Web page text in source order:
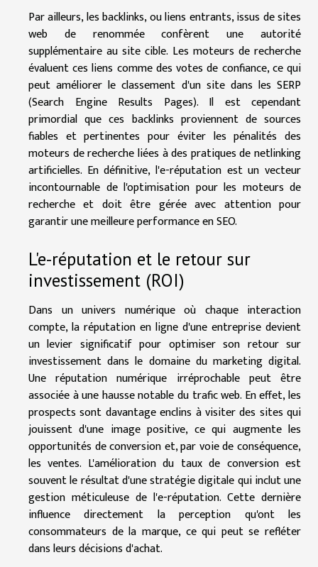
Par ailleurs, les backlinks, ou liens entrants, issus de sites
web de renommée confèrent une autorité
supplémentaire au site cible. Les moteurs de recherche
évaluent ces liens comme des votes de confiance, ce qui
peut améliorer le classement d'un site dans les SERP
(Search Engine Results Pages). Il est cependant
primordial que ces backlinks proviennent de sources
fiables et pertinentes pour éviter les pénalités des
moteurs de recherche liées à des pratiques de netlinking
artificielles. En définitive, l'e-réputation est un vecteur
incontournable de l'optimisation pour les moteurs de
recherche et doit être gérée avec attention pour
garantir une meilleure performance en SEO.
L'e-réputation et le retour sur
investissement (ROI)
Dans un univers numérique où chaque interaction
compte, la réputation en ligne d'une entreprise devient
un levier significatif pour optimiser son retour sur
investissement dans le domaine du marketing digital.
Une réputation numérique irréprochable peut être
associée à une hausse notable du trafic web. En effet, les
prospects sont davantage enclins à visiter des sites qui
jouissent d'une image positive, ce qui augmente les
opportunités de conversion et, par voie de conséquence,
les ventes. L'amélioration du taux de conversion est
souvent le résultat d'une stratégie digitale qui inclut une
gestion méticuleuse de l'e-réputation. Cette dernière
influence directement la perception qu'ont les
consommateurs de la marque, ce qui peut se refléter
dans leurs décisions d'achat.